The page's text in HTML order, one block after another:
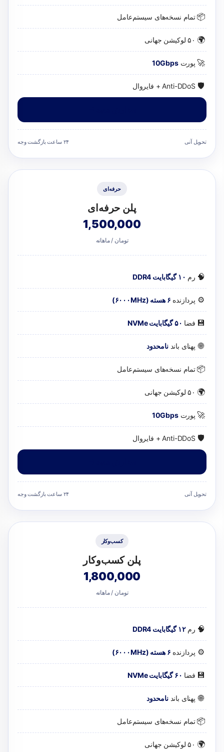
📦تمام نسخه‌های سیستم‌عامل
🌍 ۵۰ لوکیشن جهانی
🚀 پورت10Gbps
🛡️ Anti-DDoS + فایروال
تحویل آنی ۲۴ ساعت بازگشت وجه
حرفه‌ای
پلن حرفه‌ای
1,500,000
تومان / ماهانه
🧠 رم ۱۰ گیگابایت DDR4
⚙️ پردازنده ۶ هسته (۶۰۰۰MHz)
💾 فضا ۵۰ گیگابایت NVMe
🌐 پهنای باندنامحدود
📦تمام نسخه‌های سیستم‌عامل
🌍 ۵۰ لوکیشن جهانی
🚀 پورت10Gbps
🛡️ Anti-DDoS + فایروال
تحویل آنی ۲۴ ساعت بازگشت وجه
کسب‌وکار
پلن کسب‌وکار
1,800,000
تومان / ماهانه
🧠 رم۱۲ گیگابایت DDR4
⚙️ پردازنده ۶ هسته (۶۰۰۰MHz)
💾 فضا ۶۰ گیگابایت NVMe
🌐 پهنای باندنامحدود
📦تمام نسخه‌های سیستم‌عامل
🌍 ۵۰ لوکیشن جهانی